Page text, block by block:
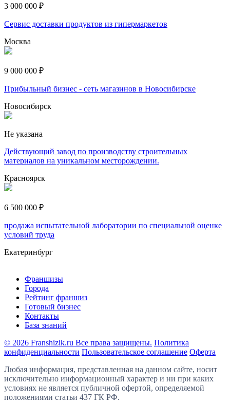
3 000 000 ₽
Сервис доставки продуктов из гипермаркетов
Москва
9 000 000 ₽
Прибыльный бизнес - сеть магазинов в Новосибирске
Новосибирск
Не указана
Действующий завод по производству строительных
материалов на уникальном месторождении.
Красноярск
6 500 000 ₽
продажа испытательной лаборатории по специальной оценке
условий труда
Екатеринбург
Франшизы
Города
Рейтинг франшиз
Готовый бизнес
Контакты
База знаний
© 2026 Franshizik.ru Все права защищены. Политика
конфиденциальности Пользовательское соглашение Оферта
Любая информация, представленная на данном сайте, носит
исключительно информационный характер и ни при каких
условиях не является публичной офертой, определяемой
положениями статьи 437 ГК РФ.